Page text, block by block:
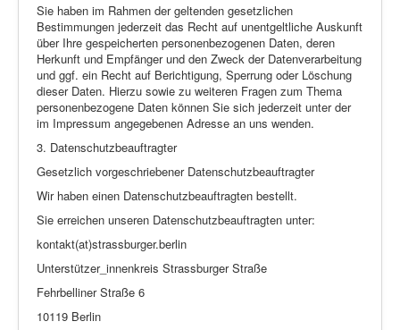
Sie haben im Rahmen der geltenden gesetzlichen
Bestimmungen jederzeit das Recht auf unentgeltliche Auskunft
über Ihre gespeicherten personenbezogenen Daten, deren
Herkunft und Empfänger und den Zweck der Datenverarbeitung
und ggf. ein Recht auf Berichtigung, Sperrung oder Löschung
dieser Daten. Hierzu sowie zu weiteren Fragen zum Thema
personenbezogene Daten können Sie sich jederzeit unter der
im Impressum angegebenen Adresse an uns wenden.
3. Datenschutzbeauftragter
Gesetzlich vorgeschriebener Datenschutzbeauftragter
Wir haben einen Datenschutzbeauftragten bestellt.
Sie erreichen unseren Datenschutzbeauftragten unter:
kontakt(at)strassburger.berlin
Unterstützer_innenkreis Strassburger Straße
Fehrbelliner Straße 6
10119 Berlin